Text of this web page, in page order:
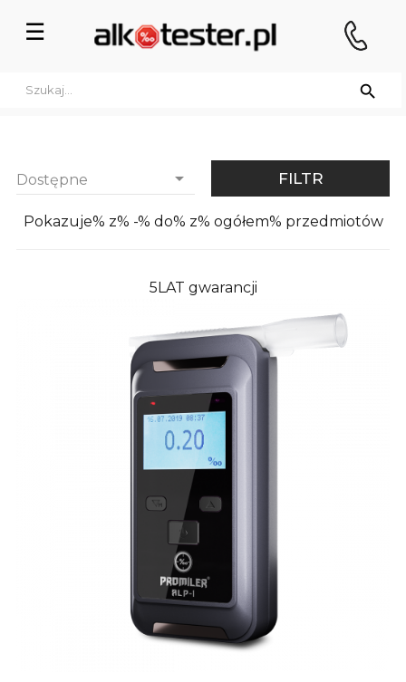
Przełącz
nawigację
☰

Dostępne  FILTR
Pokazuje% z% -% do% z% ogółem% przedmiotów
5LAT gwarancji